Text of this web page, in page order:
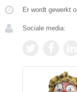
Er wordt gewerkt
Sociale media: